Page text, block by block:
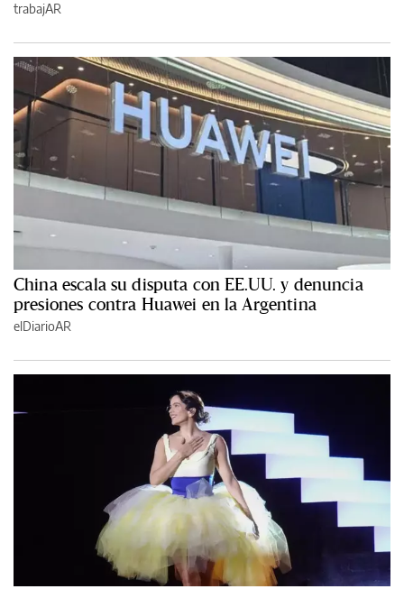
trabajAR
China escala su disputa con EE.UU. y denuncia
presiones contra Huawei en la Argentina
elDiarioAR